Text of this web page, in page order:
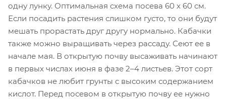
одну лунку. Оптимальная схема посева 60 x 60 см.
Если посадить растения слишком густо, то они будут
мешать прорастать друг другу нормально. Кабачки
также можно выращивать через рассаду. Сеют ее в
начале мая. В открытую почву высаживать начинают
в первых числах июня в фазе 2–4 листьев. Этот сорт
кабачков не любит грунты с высоким содержанием
кислот. Перед посевом в открытую почву ее нужно